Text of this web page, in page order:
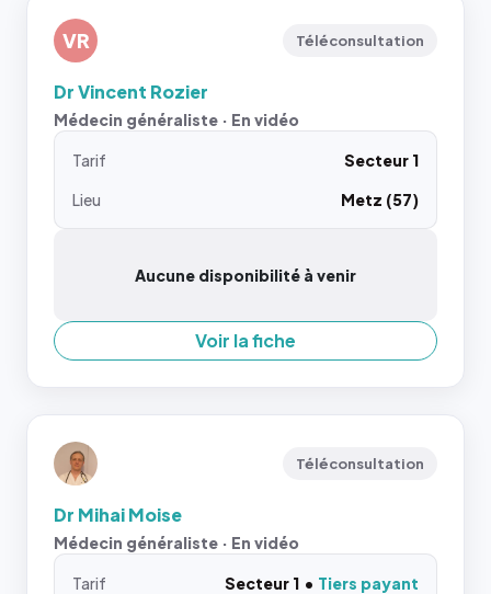
VR Téléconsultation
Dr Vincent Rozier
Médecin généraliste · En vidéo
Tarif
Secteur 1
Lieu
Metz (57)
Aucune disponibilité à venir
Voir la fiche
Téléconsultation
Dr Mihai Moise
Médecin généraliste · En vidéo
Tarif Secteur 1
Tiers payant